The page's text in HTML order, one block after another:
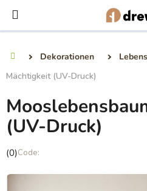
Inhalt
springen
Dekorationen
Mächtigkeit (UV-Druck)
(UV-Druck)
Die
Produktbewertung
(0)